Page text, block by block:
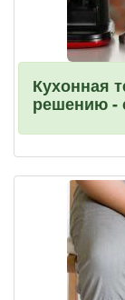
Кухонная
решению -